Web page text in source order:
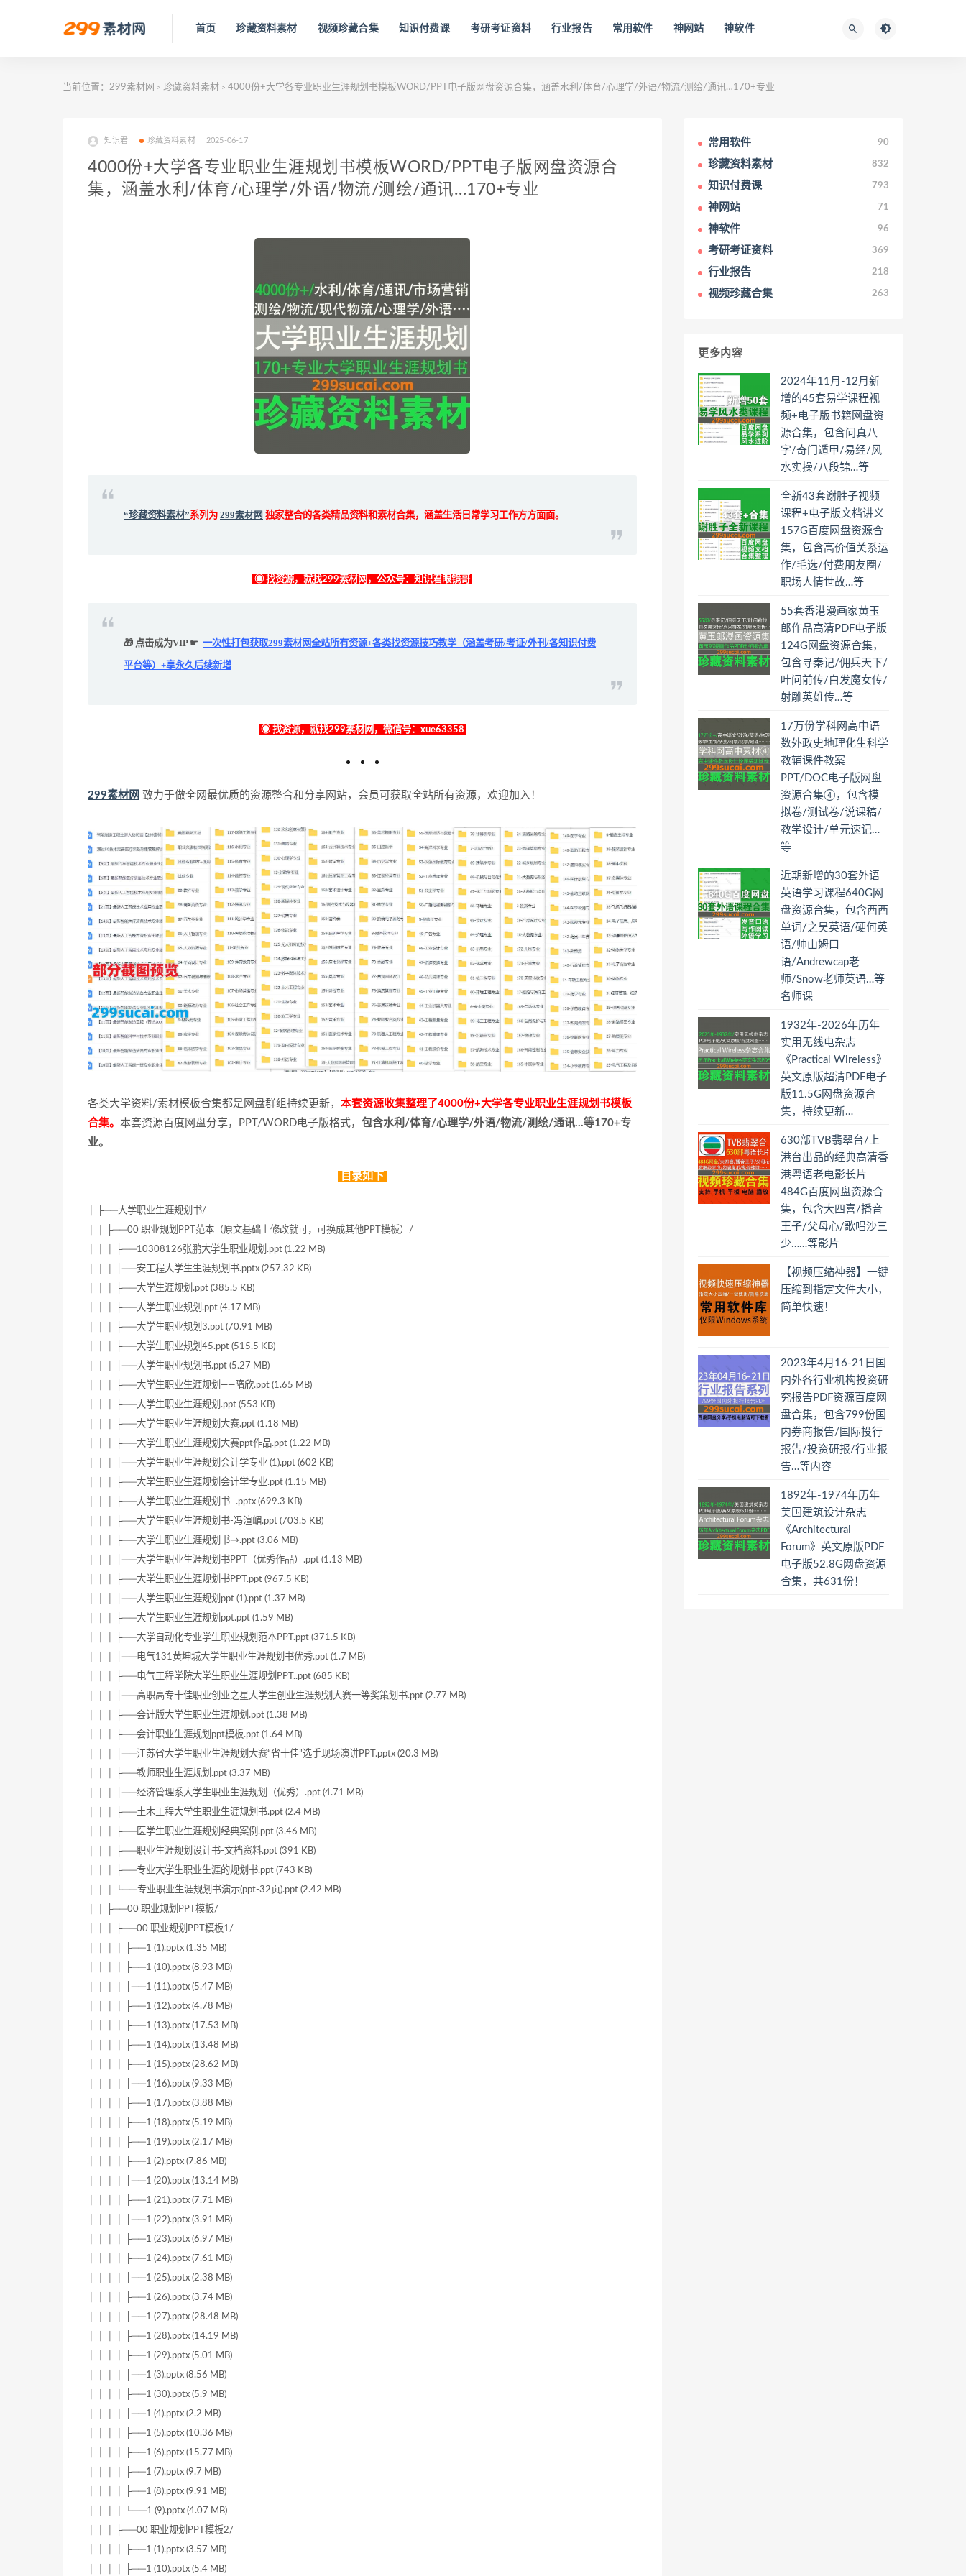
首页 珍藏资料素材 视频珍藏合集 知识付费课 考研考证资料 行业报告 常用软件 神网站 神软件
当前位置： 299素材网 > 珍藏资料素材 > 4000份+大学各专业职业生涯规划书模板WORD/PPT电子版网盘资源合集，涵盖水利/体育/心理学/外语/物流/测绘/通讯…170+专业
知识君 珍藏资料素材 2025-06-17
4000份+大学各专业职业生涯规划书模板WORD/PPT电子版网盘资源合
集，涵盖水利/体育/心理学/外语/物流/测绘/通讯…170+专业
“珍藏资料素材”系列为 299素材网 独家整合的各类精品资料和素材合集，涵盖生活日常学习工作方方面面。
◉ 找资源，就找299素材网，公众号：知识君眼镜哥
🎁 点击成为VIP ☛ 一次性打包获取299素材网全站所有资源+各类找资源技巧教学（涵盖考研/考证/外刊/各知识付费
平台等）+享永久后续新增
◉ 找资源，就找299素材网，微信号：xue63358
299素材网 致力于做全网最优质的资源整合和分享网站，会员可获取全站所有资源，欢迎加入！
各类大学资料/素材模板合集都是网盘群组持续更新， 本套资源收集整理了4000份+大学各专业职业生涯规划书模板
合集。 本套资源百度网盘分享，PPT/WORD电子版格式， 包含水利/体育/心理学/外语/物流/测绘/通讯…等170+专
业。
目录如下
│ ├──大学职业生涯规划书/
│ │ ├──00 职业规划PPT范本（原文基础上修改就可，可换成其他PPT模板）/
│ │ │ ├──10308126张鹏大学生职业规划.ppt (1.22 MB)
│ │ │ ├──安工程大学生生涯规划书.pptx (257.32 KB)
│ │ │ ├──大学生涯规划.ppt (385.5 KB)
│ │ │ ├──大学生职业规划.ppt (4.17 MB)
│ │ │ ├──大学生职业规划3.ppt (70.91 MB)
│ │ │ ├──大学生职业规划45.ppt (515.5 KB)
│ │ │ ├──大学生职业规划书.ppt (5.27 MB)
│ │ │ ├──大学生职业生涯规划——隋欣.ppt (1.65 MB)
│ │ │ ├──大学生职业生涯规划.ppt (553 KB)
│ │ │ ├──大学生职业生涯规划大赛.ppt (1.18 MB)
│ │ │ ├──大学生职业生涯规划大赛ppt作品.ppt (1.22 MB)
│ │ │ ├──大学生职业生涯规划会计学专业 (1).ppt (602 KB)
│ │ │ ├──大学生职业生涯规划会计学专业.ppt (1.15 MB)
│ │ │ ├──大学生职业生涯规划书–.pptx (699.3 KB)
│ │ │ ├──大学生职业生涯规划书-冯渲嵋.ppt (703.5 KB)
│ │ │ ├──大学生职业生涯规划书→.ppt (3.06 MB)
│ │ │ ├──大学生职业生涯规划书PPT（优秀作品）.ppt (1.13 MB)
│ │ │ ├──大学生职业生涯规划书PPT.ppt (967.5 KB)
│ │ │ ├──大学生职业生涯规划ppt (1).ppt (1.37 MB)
│ │ │ ├──大学生职业生涯规划ppt.ppt (1.59 MB)
│ │ │ ├──大学自动化专业学生职业规划范本PPT.ppt (371.5 KB)
│ │ │ ├──电气131黄坤城大学生职业生涯规划书优秀.ppt (1.7 MB)
│ │ │ ├──电气工程学院大学生职业生涯规划PPT..ppt (685 KB)
│ │ │ ├──高职高专十佳职业创业之星大学生创业生涯规划大赛一等奖策划书.ppt (2.77 MB)
│ │ │ ├──会计版大学生职业生涯规划.ppt (1.38 MB)
│ │ │ ├──会计职业生涯规划ppt模板.ppt (1.64 MB)
│ │ │ ├──江苏省大学生职业生涯规划大赛“省十佳”选手现场演讲PPT.pptx (20.3 MB)
│ │ │ ├──教师职业生涯规划.ppt (3.37 MB)
│ │ │ ├──经济管理系大学生职业生涯规划（优秀）.ppt (4.71 MB)
│ │ │ ├──土木工程大学生职业生涯规划书.ppt (2.4 MB)
│ │ │ ├──医学生职业生涯规划经典案例.ppt (3.46 MB)
│ │ │ ├──职业生涯规划设计书-文档资料.ppt (391 KB)
│ │ │ ├──专业大学生职业生涯的规划书.ppt (743 KB)
│ │ │ └──专业职业生涯规划书演示(ppt-32页).ppt (2.42 MB)
│ │ ├──00 职业规划PPT模板/
│ │ │ ├──00 职业规划PPT模板1/
│ │ │ │ ├──1 (1).pptx (1.35 MB)
│ │ │ │ ├──1 (10).pptx (8.93 MB)
│ │ │ │ ├──1 (11).pptx (5.47 MB)
│ │ │ │ ├──1 (12).pptx (4.78 MB)
│ │ │ │ ├──1 (13).pptx (17.53 MB)
│ │ │ │ ├──1 (14).pptx (13.48 MB)
│ │ │ │ ├──1 (15).pptx (28.62 MB)
│ │ │ │ ├──1 (16).pptx (9.33 MB)
│ │ │ │ ├──1 (17).pptx (3.88 MB)
│ │ │ │ ├──1 (18).pptx (5.19 MB)
│ │ │ │ ├──1 (19).pptx (2.17 MB)
│ │ │ │ ├──1 (2).pptx (7.86 MB)
│ │ │ │ ├──1 (20).pptx (13.14 MB)
│ │ │ │ ├──1 (21).pptx (7.71 MB)
│ │ │ │ ├──1 (22).pptx (3.91 MB)
│ │ │ │ ├──1 (23).pptx (6.97 MB)
│ │ │ │ ├──1 (24).pptx (7.61 MB)
│ │ │ │ ├──1 (25).pptx (2.38 MB)
│ │ │ │ ├──1 (26).pptx (3.74 MB)
│ │ │ │ ├──1 (27).pptx (28.48 MB)
│ │ │ │ ├──1 (28).pptx (14.19 MB)
│ │ │ │ ├──1 (29).pptx (5.01 MB)
│ │ │ │ ├──1 (3).pptx (8.56 MB)
│ │ │ │ ├──1 (30).pptx (5.9 MB)
│ │ │ │ ├──1 (4).pptx (2.2 MB)
│ │ │ │ ├──1 (5).pptx (10.36 MB)
│ │ │ │ ├──1 (6).pptx (15.77 MB)
│ │ │ │ ├──1 (7).pptx (9.7 MB)
│ │ │ │ ├──1 (8).pptx (9.91 MB)
│ │ │ │ └──1 (9).pptx (4.07 MB)
│ │ │ ├──00 职业规划PPT模板2/
│ │ │ │ ├──1 (1).pptx (3.57 MB)
│ │ │ │ ├──1 (10).pptx (5.4 MB)
常用软件 90
珍藏资料素材 832
知识付费课 793
神网站 71
神软件 96
考研考证资料 369
行业报告 218
视频珍藏合集 263
更多内容
2024年11月-12月新
增的45套易学课程视
频+电子版书籍网盘资
源合集，包含问真八
字/奇门遁甲/易经/风
水实操/八段锦…等
全新43套谢胜子视频
课程+电子版文档讲义
157G百度网盘资源合
集，包含高价值关系运
作/毛选/付费朋友圈/
职场人情世故…等
55套香港漫画家黄玉
郎作品高清PDF电子版
124G网盘资源合集，
包含寻秦记/佣兵天下/
叶问前传/白发魔女传/
射雕英雄传…等
17万份学科网高中语
数外政史地理化生科学
教辅课件教案
PPT/DOC电子版网盘
资源合集④，包含模
拟卷/测试卷/说课稿/
教学设计/单元速记…
等
近期新增的30套外语
英语学习课程640G网
盘资源合集，包含西西
单词/之昊英语/硬何英
语/帅山姆口
语/Andrewcap老
师/Snow老师英语…等
名师课
1932年-2026年历年
实用无线电杂志
《Practical Wireless》
英文原版超清PDF电子
版11.5G网盘资源合
集，持续更新…
630部TVB翡翠台/上
港台出品的经典高清香
港粤语老电影长片
484G百度网盘资源合
集，包含大四喜/播音
王子/父母心/歌唱沙三
少……等影片
【视频压缩神器】一键
压缩到指定文件大小，
简单快速！
2023年4月16-21日国
内外各行业机构投资研
究报告PDF资源百度网
盘合集，包含799份国
内券商报告/国际投行
报告/投资研报/行业报
告…等内容
1892年-1974年历年
美国建筑设计杂志
《Architectural
Forum》英文原版PDF
电子版52.8G网盘资源
合集，共631份！